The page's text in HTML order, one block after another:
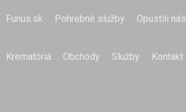
Funus.sk Pohrebné služby Opustili nás
Krematóriá Obchody Služby Kontakt